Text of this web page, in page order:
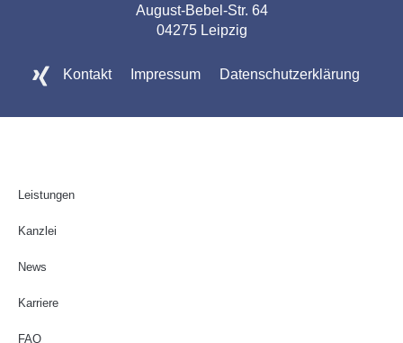
August-Bebel-Str. 64
04275 Leipzig
Kontakt Impressum Datenschutzerklärung
Leistungen
Kanzlei
News
Karriere
FAQ